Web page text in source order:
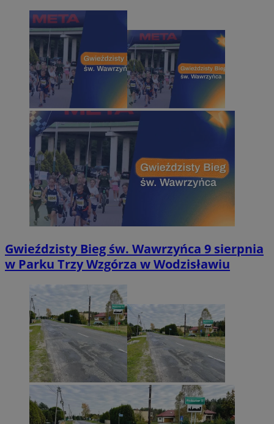
Gwieździsty Bieg św. Wawrzyńca 9 sierpnia
w Parku Trzy Wzgórza w Wodzisławiu